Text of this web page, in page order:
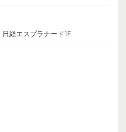
経エスプラナード1F